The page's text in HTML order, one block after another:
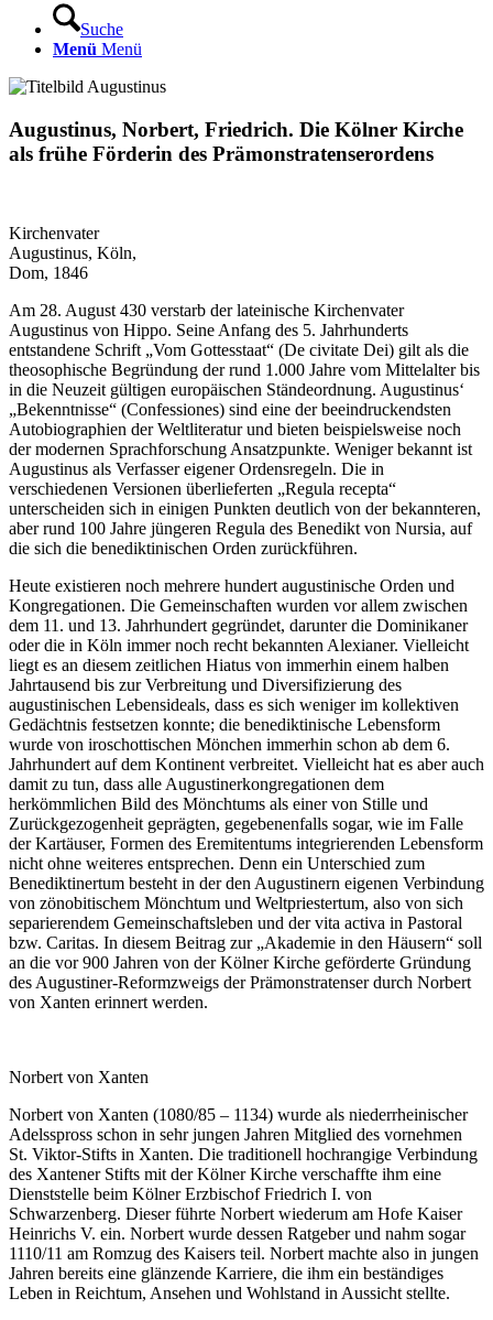
Suche
Menü Menü
Augustinus, Norbert, Friedrich. Die Kölner Kirche
als frühe Förderin des Prämonstratenserordens
Kirchenvater
Augustinus, Köln,
Dom, 1846
Am 28. August 430 verstarb der lateinische Kirchenvater
Augustinus von Hippo. Seine Anfang des 5. Jahrhunderts
entstandene Schrift „Vom Gottesstaat“ (De civitate Dei) gilt als die
theosophische Begründung der rund 1.000 Jahre vom Mittelalter bis
in die Neuzeit gültigen europäischen Ständeordnung. Augustinus‘
„Bekenntnisse“ (Confessiones) sind eine der beeindruckendsten
Autobiographien der Weltliteratur und bieten beispielsweise noch
der modernen Sprachforschung Ansatzpunkte. Weniger bekannt ist
Augustinus als Verfasser eigener Ordensregeln. Die in
verschiedenen Versionen überlieferten „Regula recepta“
unterscheiden sich in einigen Punkten deutlich von der bekannteren,
aber rund 100 Jahre jüngeren Regula des Benedikt von Nursia, auf
die sich die benediktinischen Orden zurückführen.
Heute existieren noch mehrere hundert augustinische Orden und
Kongregationen. Die Gemeinschaften wurden vor allem zwischen
dem 11. und 13. Jahrhundert gegründet, darunter die Dominikaner
oder die in Köln immer noch recht bekannten Alexianer. Vielleicht
liegt es an diesem zeitlichen Hiatus von immerhin einem halben
Jahrtausend bis zur Verbreitung und Diversifizierung des
augustinischen Lebensideals, dass es sich weniger im kollektiven
Gedächtnis festsetzen konnte; die benediktinische Lebensform
wurde von iroschottischen Mönchen immerhin schon ab dem 6.
Jahrhundert auf dem Kontinent verbreitet. Vielleicht hat es aber auch
damit zu tun, dass alle Augustinerkongregationen dem
herkömmlichen Bild des Mönchtums als einer von Stille und
Zurückgezogenheit geprägten, gegebenenfalls sogar, wie im Falle
der Kartäuser, Formen des Eremitentums integrierenden Lebensform
nicht ohne weiteres entsprechen. Denn ein Unterschied zum
Benediktinertum besteht in der den Augustinern eigenen Verbindung
von zönobitischem Mönchtum und Weltpriestertum, also von sich
separierendem Gemeinschaftsleben und der vita activa in Pastoral
bzw. Caritas. In diesem Beitrag zur „Akademie in den Häusern“ soll
an die vor 900 Jahren von der Kölner Kirche geförderte Gründung
des Augustiner-Reformzweigs der Prämonstratenser durch Norbert
von Xanten erinnert werden.
Norbert von Xanten
Norbert von Xanten (1080/85 – 1134) wurde als niederrheinischer
Adelsspross schon in sehr jungen Jahren Mitglied des vornehmen
St. Viktor-Stifts in Xanten. Die traditionell hochrangige Verbindung
des Xantener Stifts mit der Kölner Kirche verschaffte ihm eine
Dienststelle beim Kölner Erzbischof Friedrich I. von
Schwarzenberg. Dieser führte Norbert wiederum am Hofe Kaiser
Heinrichs V. ein. Norbert wurde dessen Ratgeber und nahm sogar
1110/11 am Romzug des Kaisers teil. Norbert machte also in jungen
Jahren bereits eine glänzende Karriere, die ihm ein beständiges
Leben in Reichtum, Ansehen und Wohlstand in Aussicht stellte.